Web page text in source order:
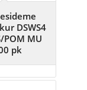
DSWS4
POM MU
pk